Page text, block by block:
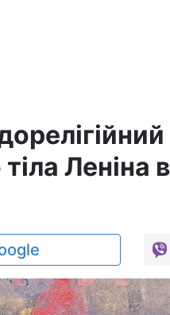
Леніна